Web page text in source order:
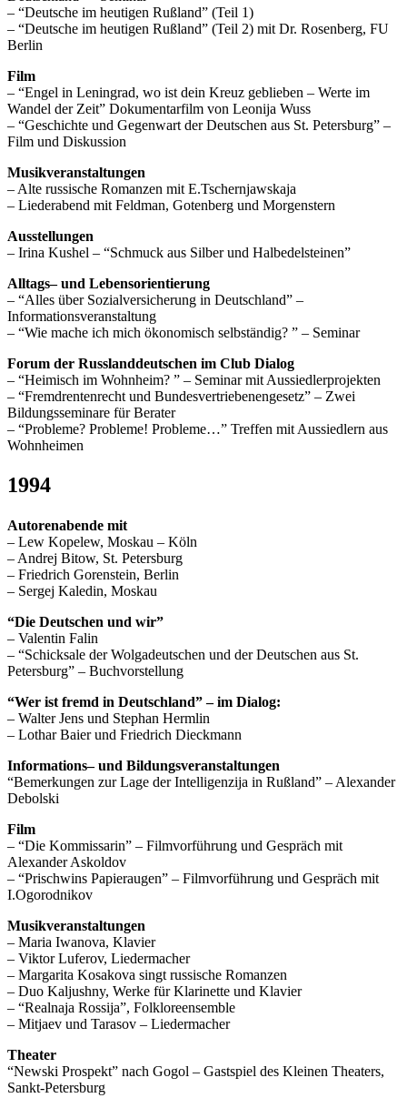
– “Deutsche im heutigen Rußland” (Teil 1)
– “Deutsche im heutigen Rußland” (Teil 2) mit Dr. Rosenberg, FU
Berlin
Film
– “Engel in Leningrad, wo ist dein Kreuz geblieben – Werte im
Wandel der Zeit” Dokumentarfilm von Leonija Wuss
– “Geschichte und Gegenwart der Deutschen aus St. Petersburg” –
Film und Diskussion
Musikveranstaltungen
– Alte russische Romanzen mit E.Tschernjawskaja
– Liederabend mit Feldman, Gotenberg und Morgenstern
Ausstellungen
– Irina Kushel – “Schmuck aus Silber und Halbedelsteinen”
Alltags– und Lebensorientierung
– “Alles über Sozialversicherung in Deutschland” –
Informationsveranstaltung
– “Wie mache ich mich ökonomisch selbständig? ” – Seminar
Forum der Russlanddeutschen im Club Dialog
– “Heimisch im Wohnheim? ” – Seminar mit Aussiedlerprojekten
– “Fremdrentenrecht und Bundesvertriebenengesetz” – Zwei
Bildungsseminare für Berater
– “Probleme? Probleme! Probleme…” Treffen mit Aussiedlern aus
Wohnheimen
1994
Autorenabende mit
– Lew Kopelew, Moskau – Köln
– Andrej Bitow, St. Petersburg
– Friedrich Gorenstein, Berlin
– Sergej Kaledin, Moskau
“Die Deutschen und wir”
– Valentin Falin
– “Schicksale der Wolgadeutschen und der Deutschen aus St.
Petersburg” – Buchvorstellung
“Wer ist fremd in Deutschland” – im Dialog:
– Walter Jens und Stephan Hermlin
– Lothar Baier und Friedrich Dieckmann
Informations– und Bildungsveranstaltungen
“Bemerkungen zur Lage der Intelligenzija in Rußland” – Alexander
Debolski
Film
– “Die Kommissarin” – Filmvorführung und Gespräch mit
Alexander Askoldov
– “Prischwins Papieraugen” – Filmvorführung und Gespräch mit
I.Ogorodnikov
Musikveranstaltungen
– Maria Iwanova, Klavier
– Viktor Luferov, Liedermacher
– Margarita Kosakova singt russische Romanzen
– Duo Kaljushny, Werke für Klarinette und Klavier
– “Realnaja Rossija”, Folkloreensemble
– Mitjaev und Tarasov – Liedermacher
Theater
“Newski Prospekt” nach Gogol – Gastspiel des Kleinen Theaters,
Sankt-Petersburg